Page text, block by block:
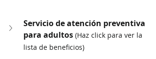
Servicio de atención preventiva
para adultos (Haz click para ver la
lista de beneficios)